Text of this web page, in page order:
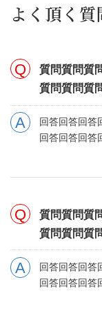
よく頂く質
質問質問質
質問質問質
回答回答回答
回答回答回答
質問質問質
質問質問質
回答回答回答
回答回答回答